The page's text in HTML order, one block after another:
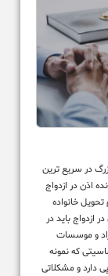
در سریع ترین
اذن در ازدواج
سوم تحویل خانواده
ازدواج باید در
و موسسات
که نمونه
دارد و مشکلاتی